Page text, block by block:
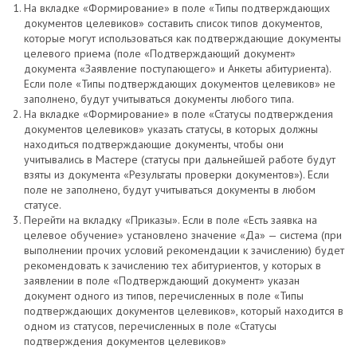
На вкладке «Формирование» в поле «Типы подтверждающих
документов целевиков» составить список типов документов,
которые могут использоваться как подтверждающие документы
целевого приема (поле «Подтверждающий документ»
документа «Заявление поступающего» и Анкеты абитуриента).
Если поле «Типы подтверждающих документов целевиков» не
заполнено, будут учитываться документы любого типа.
На вкладке «Формирование» в поле «Статусы подтверждения
документов целевиков» указать статусы, в которых должны
находиться подтверждающие документы, чтобы они
учитывались в Мастере (статусы при дальнейшей работе будут
взяты из документа «Результаты проверки документов»). Если
поле не заполнено, будут учитываться документы в любом
статусе.
Перейти на вкладку «Приказы». Если в поле «Есть заявка на
целевое обучение» установлено значение «Да» — система (при
выполнении прочих условий рекомендации к зачислению) будет
рекомендовать к зачислению тех абитуриентов, у которых в
заявлении в поле «Подтверждающий документ» указан
документ одного из типов, перечисленных в поле «Типы
подтверждающих документов целевиков», который находится в
одном из статусов, перечисленных в поле «Статусы
подтверждения документов целевиков»